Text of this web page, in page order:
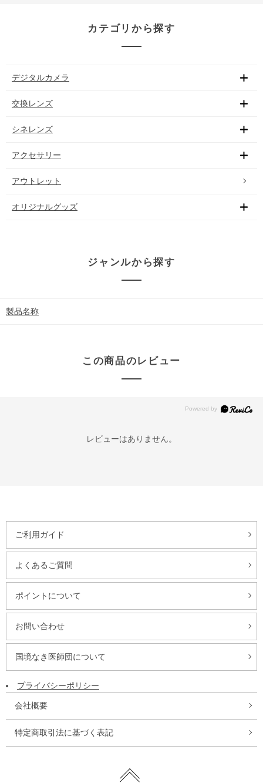
カテゴリから探す
デジタルカメラ
交換レンズ
シネレンズ
アクセサリー
アウトレット
オリジナルグッズ
ジャンルから探す
製品名称
この商品のレビュー
レビューはありません。
ご利用ガイド
よくあるご質問
ポイントについて
お問い合わせ
国境なき医師団について
プライバシーポリシー
会社概要
特定商取引法に基づく表記